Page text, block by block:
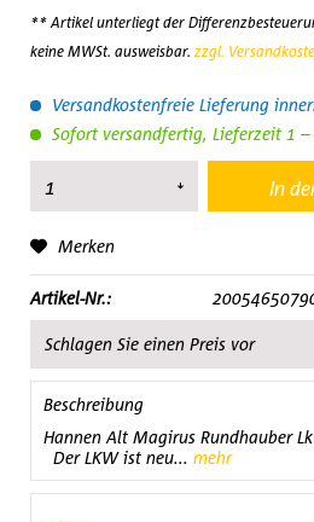
** Artikel unterliegt der
keine MWSt. ausweisbar. zzgl.
Versandkostenfreie Lieferung
Sofort versandfertig, Lieferzeit 1
In
Merken
Artikel-Nr.:
Schlagen Sie einen Preis vor
Beschreibung
Hannen Alt Magirus Rundhauber
Der LKW ist neu... mehr